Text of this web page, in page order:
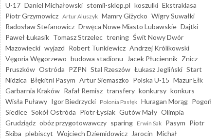
U-17 Daniel Michałowski stomil-sklep.pl koszulki Ekstraklasa
Piotr Grzymowicz Artur Aluszyk Mamry Giżycko Wigry Suwałki
Radosław Stefanowicz Drwęca Nowe Miasto Lubawskie Dajtki
Paweł Łukasik Tomasz Strzelec trening Świt Nowy Dwór
Mazowiecki wyjazd Robert Tunkiewicz Andrzej Królikowski
Vęgoria Węgorzewo budowa stadionu Jacek Płuciennik Znicz
Pruszków Ostróda PZPN Stal Rzeszów Łukasz Jegliński Start
Nidzica Błękitni Pasym Artur Siemaszko Polska U-15 Mazur Ełk
Garbarnia Kraków Rafał Remisz transfery konkursy konkurs
Wisła Puławy Igor Biedrzycki Polonia Pasłęk Huragan Morąg Pogoń
Siedlce Sokół Ostróda Piotr Łysiak Gutów Mały Olimpia
Grudziądz obóz przygotowawczy sparing Erwin Sak Pasym Piotr
Skiba plebiscyt Wojciech Dziemidowicz Jarocin Michał